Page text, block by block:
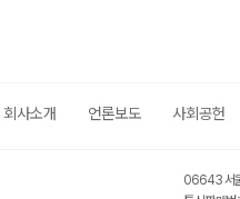
회사소개 언론보도 사회공헌
06643 서